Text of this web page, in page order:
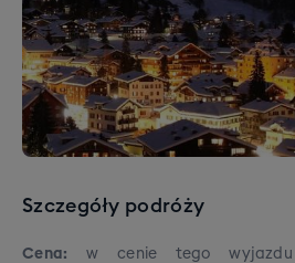
Szczegóły podróży
Cena:
w cenie tego